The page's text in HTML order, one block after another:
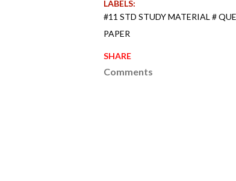
LABELS:
#11 STD STUDY MATERIAL #
PAPER
SHARE
Comments